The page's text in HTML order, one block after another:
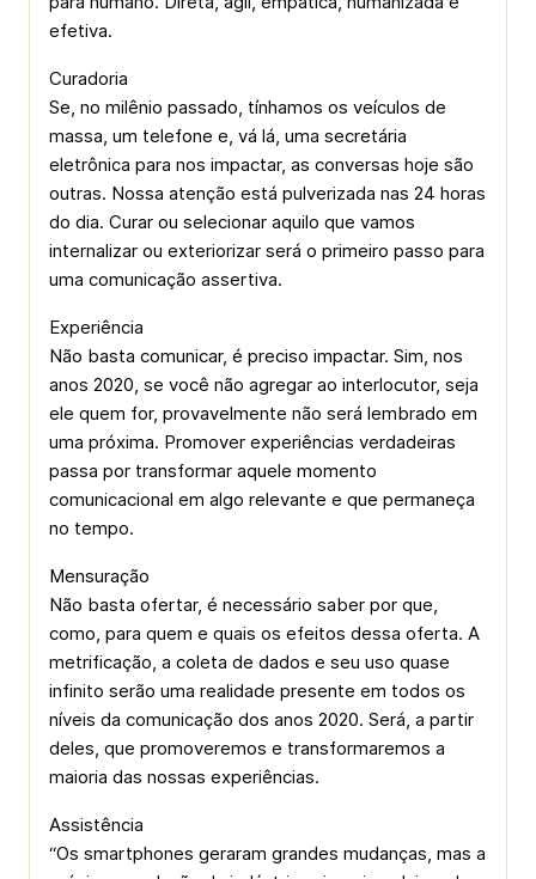
efetiva.
Curadoria
Se, no milênio passado, tínhamos os veículos de
massa, um telefone e, vá lá, uma secretária
eletrônica para nos impactar, as conversas hoje são
outras. Nossa atenção está pulverizada nas 24 horas
do dia. Curar ou selecionar aquilo que vamos
internalizar ou exteriorizar será o primeiro passo para
uma comunicação assertiva.
Experiência
Não basta comunicar, é preciso impactar. Sim, nos
anos 2020, se você não agregar ao interlocutor, seja
ele quem for, provavelmente não será lembrado em
uma próxima. Promover experiências verdadeiras
passa por transformar aquele momento
comunicacional em algo relevante e que permaneça
no tempo.
Mensuração
Não basta ofertar, é necessário saber por que,
como, para quem e quais os efeitos dessa oferta. A
metrificação, a coleta de dados e seu uso quase
infinito serão uma realidade presente em todos os
níveis da comunicação dos anos 2020. Será, a partir
deles, que promoveremos e transformaremos a
maioria das nossas experiências.
Assistência
“Os smartphones geraram grandes mudanças, mas a